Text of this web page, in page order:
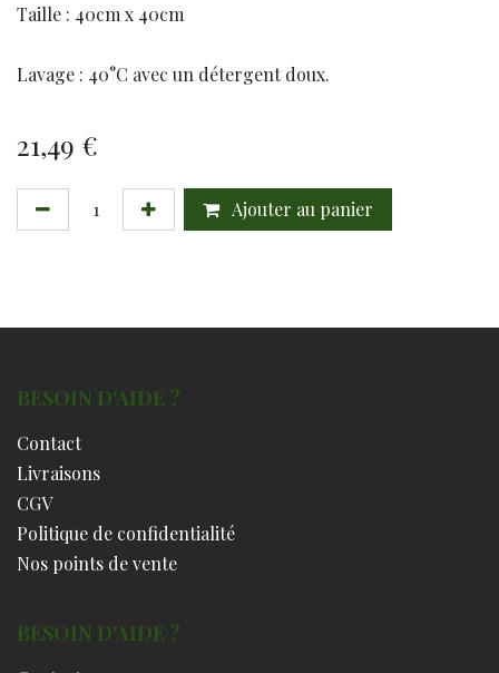
Taille : 40cm x 40cm
Lavage : 40°C avec un détergent doux.
21,49 €
Ajouter au panier
BESOIN D'AIDE ?
Contact
Livraisons
CGV
Politique de confidentialité
Nos points de vente
BESOIN D'AIDE ?